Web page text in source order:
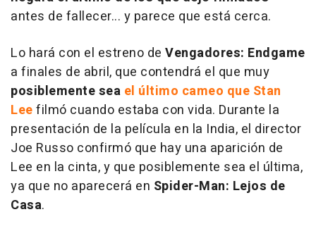
antes de fallecer... y parece que está cerca.
Lo hará con el estreno de Vengadores: Endgame
a finales de abril, que contendrá el que muy
posiblemente sea el último cameo que Stan
Leefilmó cuando estaba con vida. Durante la
presentación de la película en la India, el director
Joe Russo confirmó que hay una aparición de
Lee en la cinta, y que posiblemente sea el última,
ya que no aparecerá en Spider-Man: Lejos de
Casa.